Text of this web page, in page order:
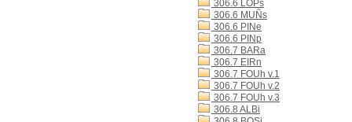
306.6 LOPs
306.6 MUÑs
306.6 PINe
306.6 PINp
306.7 BARa
306.7 EIRn
306.7 FOUh v.1
306.7 FOUh v.2
306.7 FOUh v.3
306.8 ALBi